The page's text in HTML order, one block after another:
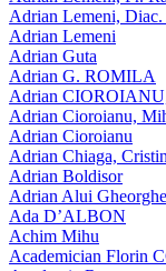
Adrian Lemeni,
Adrian Lemeni
Adrian Guta
Adrian G. ROMILA
Adrian
Adrian Cioroianu,
Adrian Cioroianu
Adrian Chiaga,
Adrian Boldisor
Adrian Alui Gheorghe
Ada D’ALBON
Achim Mihu
Academician Florin